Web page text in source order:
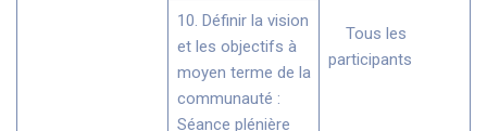
Tous les
participants
10. Définir la vision
et les objectifs à
moyen terme de la
communauté :
Séance plénière